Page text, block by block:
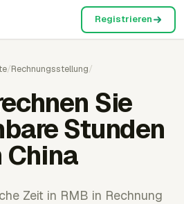
Registrieren
/Rechnungsstellung/
Sie
Stunden
China
Zeit in RMB in Rechnung